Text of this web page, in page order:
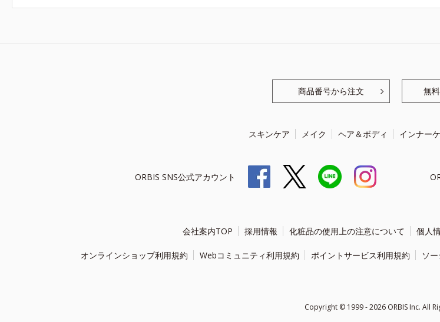
商品番号から注文 無
スキンケア メイク ヘア＆ボディ インナー
ORBIS SNS公式アカウント
会社案内TOP 採用情報 化粧品の使用上の注意について 個人
オンラインショップ利用規約 Webコミュニティ利用規約 ポイントサービス利用規約 ソ
Copyright © 1999 - 2026 ORBIS Inc. All